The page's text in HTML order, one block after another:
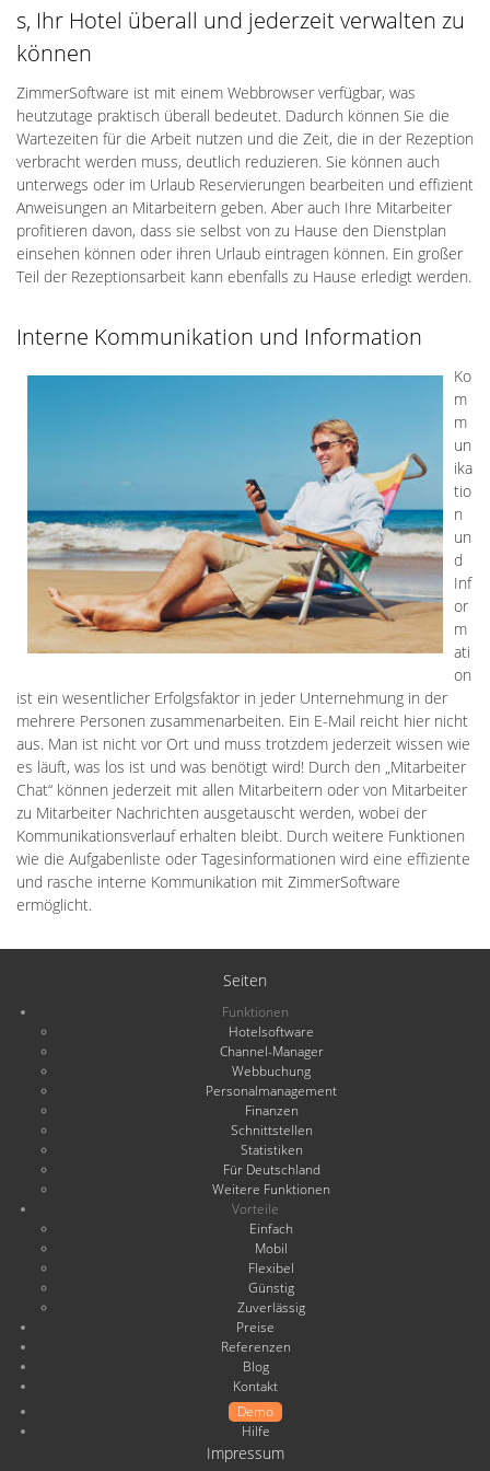
s, Ihr Hotel überall und jederzeit verwalten zu
können
ZimmerSoftware ist mit einem Webbrowser verfügbar, was
heutzutage praktisch überall bedeutet. Dadurch können Sie die
Wartezeiten für die Arbeit nutzen und die Zeit, die in der Rezeption
verbracht werden muss, deutlich reduzieren. Sie können auch
unterwegs oder im Urlaub Reservierungen bearbeiten und effizient
Anweisungen an Mitarbeitern geben. Aber auch Ihre Mitarbeiter
profitieren davon, dass sie selbst von zu Hause den Dienstplan
einsehen können oder ihren Urlaub eintragen können. Ein großer
Teil der Rezeptionsarbeit kann ebenfalls zu Hause erledigt werden.
Interne Kommunikation und Information
Ko
m
m
un
ika
tio
n
un
d
Inf
or
m
ati
on
ist ein wesentlicher Erfolgsfaktor in jeder Unternehmung in der
mehrere Personen zusammenarbeiten. Ein E-Mail reicht hier nicht
aus. Man ist nicht vor Ort und muss trotzdem jederzeit wissen wie
es läuft, was los ist und was benötigt wird! Durch den „Mitarbeiter
Chat“ können jederzeit mit allen Mitarbeitern oder von Mitarbeiter
zu Mitarbeiter Nachrichten ausgetauscht werden, wobei der
Kommunikationsverlauf erhalten bleibt. Durch weitere Funktionen
wie die Aufgabenliste oder Tagesinformationen wird eine effiziente
und rasche interne Kommunikation mit ZimmerSoftware
ermöglicht.
Seiten
Funktionen
Hotelsoftware
Channel-Manager
Webbuchung
Personalmanagement
Finanzen
Schnittstellen
Statistiken
Für Deutschland
Weitere Funktionen
Vorteile
Einfach
Mobil
Flexibel
Günstig
Zuverlässig
Preise
Referenzen
Blog
Kontakt
Demo
Hilfe
Impressum